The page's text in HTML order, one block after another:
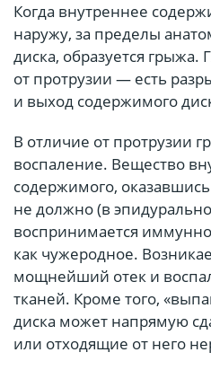
Когда внутреннее
наружу, за пределы
диска, образуется грыжа.
от протрузии — есть
и выход содержимого
В отличие от протрузии
воспаление. Вещество
содержимого,
не должно (в
воспринимается
как чужеродное.
мощнейший отек и
тканей. Кроме того,
диска может напрямую
или отходящие от него